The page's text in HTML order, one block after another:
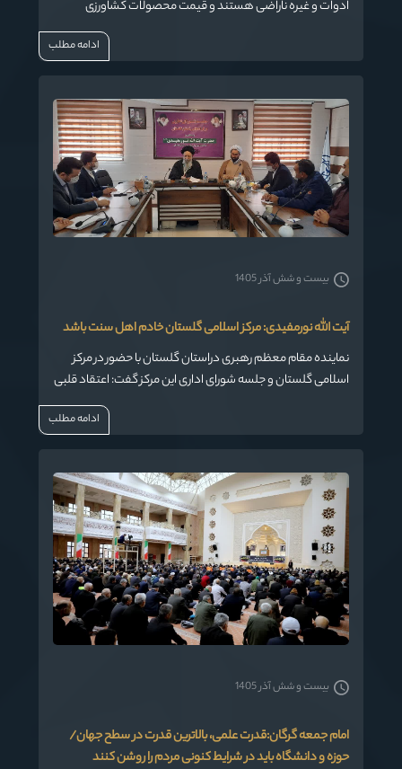
ادوات و غیره ناراضی هستند و قیمت محصولات کشاورزی
ادامه مطلب
آیت الله نورمفیدی: مرکز اسلامی گلستان خادم اهل سنت باشد
نماینده مقام معظم رهبری دراستان گلستان با حضور در مرکز
اسلامی گلستان و جلسه شورای اداری این مرکز گفت: اعتقاد قلبی
به وحدت، لازمه تحقق انسجام و همبستگی امت اسلامی است.
بیست و شش آذر 1405
ادامه مطلب
امام جمعه گرگان:قدرت علمی، بالاترین قدرت در سطح جهان/
حوزه و دانشگاه باید در شرایط کنونی مردم را روشن کنند
بیست و شش آذر 1405